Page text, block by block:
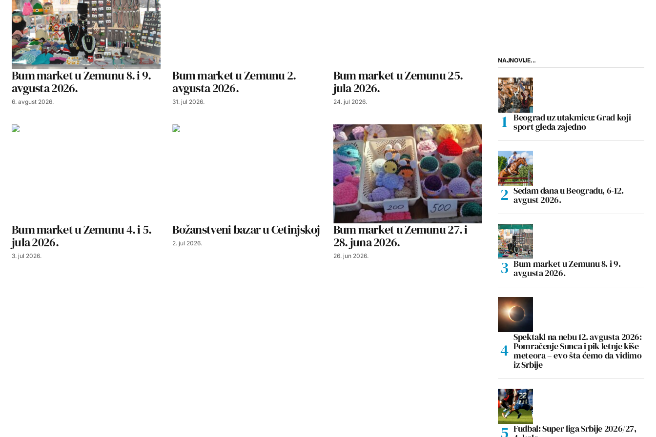
Bum market u Zemunu 8. i 9.
avgusta 2026.
6. avgust 2026.
Bum market u Zemunu 2.
avgusta 2026.
31. jul 2026.
Bum market u Zemunu 25.
jula 2026.
24. jul 2026.
Bum market u Zemunu 4. i 5.
jula 2026.
3. jul 2026.
Božanstveni bazar u Cetinjskoj
2. jul 2026.
Bum market u Zemunu 27. i
28. juna 2026.
26. jun 2026.
NAJNOVIJE...
Beograd uz utakmicu: Grad koji
sport gleda zajedno
Sedam dana u Beogradu, 6-12.
avgust 2026.
Bum market u Zemunu 8. i 9.
avgusta 2026.
Spektakl na nebu 12. avgusta 2026:
Pomračenje Sunca i pik letnje kiše
meteora – evo šta ćemo da vidimo
iz Srbije
Fudbal: Super liga Srbije 2026/27,